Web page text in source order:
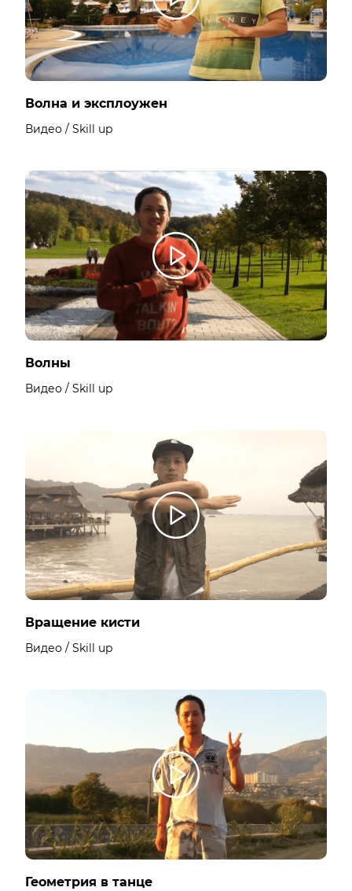
Волна и эксплоужен
Видео / Skill up
Волны
Видео / Skill up
Вращение кисти
Видео / Skill up
Геометрия в танце